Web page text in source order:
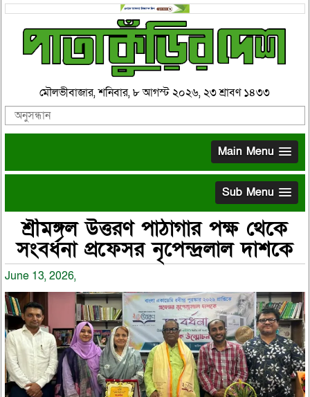
মৌলভীবাজার, শনিবার, ৮ আগস্ট ২০২৬, ২৩ শ্রাবণ ১৪৩৩
Main Menu
Sub Menu
শ্রীমঙ্গল উত্তরণ পাঠাগার পক্ষ থেকে
সংবর্ধনা প্রফেসর নৃপেন্দ্রলাল দাশকে
June 13, 2026,